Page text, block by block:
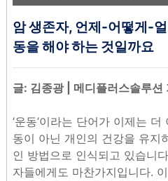
암 생존자, 언제-어떻게-
동을 해야 하는 것일까요
글: 김종광 | 메디플러스솔루션
‘운동’이라는 단어가 이제는
동이 아닌 개인의 건강을 유지
인 방법으로 인식되고 있습니
자들에게도 마찬가지입니다.